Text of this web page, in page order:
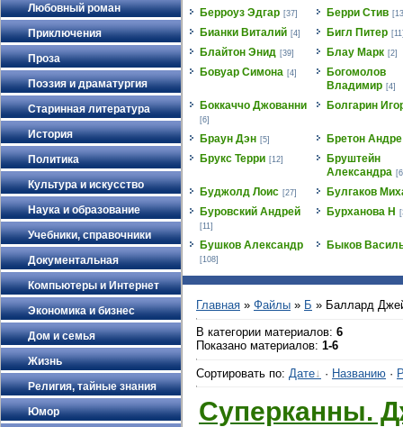
Любовный роман
Приключения
Проза
Поэзия и драматургия
Старинная литература
История
Политика
Культура и искусство
Наука и образование
Учебники, справочники
Документальная
Компьютеры и Интернет
Экономика и бизнес
Дом и семья
Жизнь
Религия, тайные знания
Юмор
Берроуз Эдгар [37] Берри Стив
Бианки Виталий [4] Бигл Питер
Блайтон Энид [39] Блау Марк [2]
Бовуар Симона [4]
Богомолов
Владимир [4]
Боккаччо Джованни
[6]
Болгарин
Браун Дэн [5]
Бретон Андре
Брукс Терри [12]
Бруштейн
Александра
Буджолд Лоис [27]
Булгаков
Буровский Андрей
[11]
Бурханова Н
Бушков Александр
[108]
Быков
Главная » Файлы » Б » Баллард
В категории материалов: 6
Показано материалов: 1-6
Сортировать по: Дате · Названию ·
Суперканны.